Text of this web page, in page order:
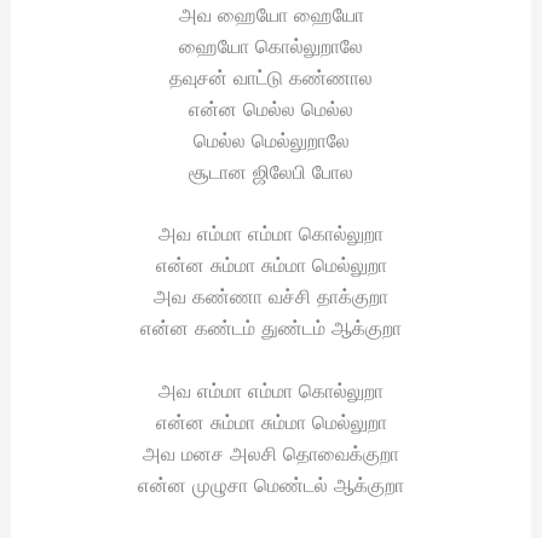
அவ ஹையோ ஹையோ
ஹையோ கொல்லுறாலே
தவுசன் வாட்டு கண்ணால
என்ன மெல்ல மெல்ல
மெல்ல மெல்லுறாலே
சூடான ஜிலேபி போல
அவ எம்மா எம்மா கொல்லுறா
என்ன சும்மா சும்மா மெல்லுறா
அவ கண்ணா வச்சி தாக்குறா
என்ன கண்டம் துண்டம் ஆக்குறா
அவ எம்மா எம்மா கொல்லுறா
என்ன சும்மா சும்மா மெல்லுறா
அவ மனச அலசி தொவைக்குறா
என்ன முழுசா மெண்டல் ஆக்குறா